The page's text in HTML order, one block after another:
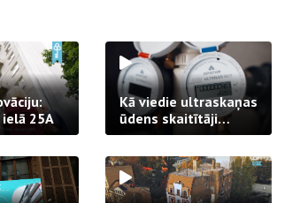
25A
Kā viedie ultraskaņas
ūdens skaitītāji
strādā praksē